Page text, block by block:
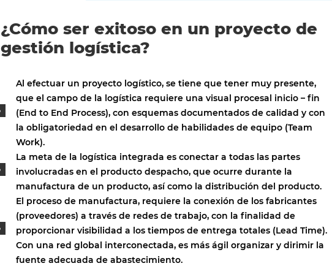
¿Cómo ser exitoso en un proyecto de
gestión logística?
Al efectuar un proyecto logístico, se tiene que tener muy presente,
que el campo de la logística requiere una visual procesal inicio – fin
(End to End Process), con esquemas documentados de calidad y con
la obligatoriedad en el desarrollo de habilidades de equipo (Team
Work).
La meta de la logística integrada es conectar a todas las partes
involucradas en el producto despacho, que ocurre durante la
manufactura de un producto, así como la distribución del producto.
El proceso de manufactura, requiere la conexión de los fabricantes
(proveedores) a través de redes de trabajo, con la finalidad de
proporcionar visibilidad a los tiempos de entrega totales (Lead Time).
Con una red global interconectada, es más ágil organizar y dirimir la
fuente adecuada de abastecimiento.